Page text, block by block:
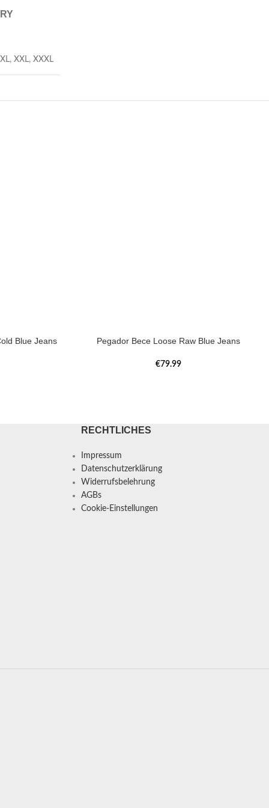
XL, XXL, XXXL
Blue Jeans Pegador Bece Loose Raw Blue Jeans
€79.99
RECHTLICHES
Impressum
Datenschutzerklärung
Widerrufsbelehrung
AGBs
Cookie-Einstellungen